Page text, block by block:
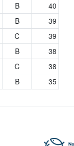
B
40
B
39
C
39
B
38
C
38
B 35